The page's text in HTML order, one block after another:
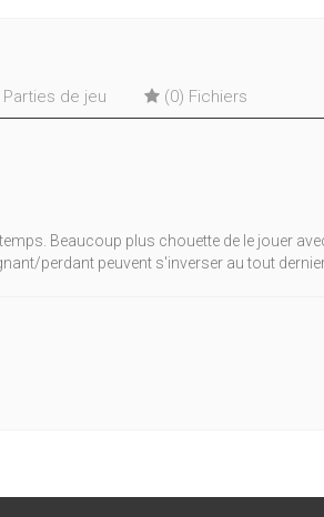
Parties de jeu (0) Fichiers
Beaucoup plus chouette de le jouer
perdant peuvent s'inverser au tout